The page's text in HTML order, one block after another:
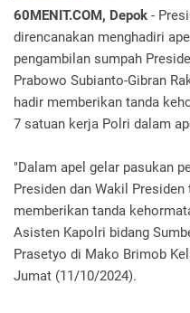
60MENIT.COM, Depok -
direncanakan menghadiri
pengambilan sumpah
Prabowo Subianto-Gibran
hadir memberikan tanda
7 satuan kerja Polri dalam
"Dalam apel gelar pasukan
Presiden dan Wakil
memberikan tanda
Asisten Kapolri bidang
Prasetyo di Mako Brimob
Jumat (11/10/2024).